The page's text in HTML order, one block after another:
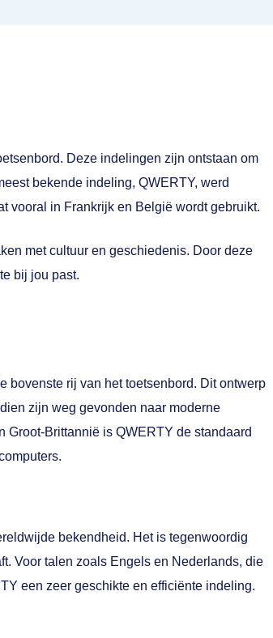
Deze indelingen zijn ontstaan om
bekende indeling, QWERTY, werd
vooral in Frankrijk en België wordt gebruikt.
met cultuur en geschiedenis. Door deze
bij jou past.
bovenste rij van het toetsenbord. Dit ontwerp
zijn weg gevonden naar moderne
Brittannië is QWERTY de standaard
bekendheid. Het is tegenwoordig
Voor talen zoals Engels en Nederlands, die
een zeer geschikte en efficiënte indeling.